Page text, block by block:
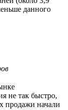
данного
не так быстро,
продажи начали